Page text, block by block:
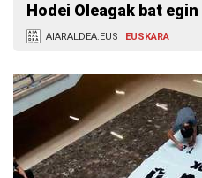
Hodei Oleagak bat
AIARALDEA.EUS EUSKARA